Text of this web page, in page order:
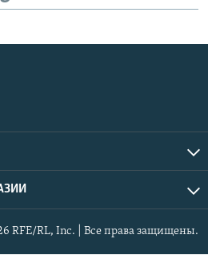
RFE/RL, Inc. | Все права защищены.